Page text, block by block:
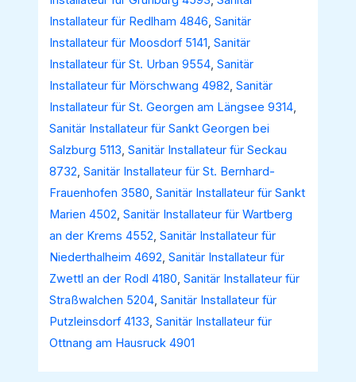
Installateur für Redlham 4846,Sanitär
Installateur für Moosdorf 5141,Sanitär
Installateur für St. Urban 9554,Sanitär
Installateur für Mörschwang 4982,Sanitär
Installateur für St. Georgen am Längsee 9314,
Sanitär Installateur für Sankt Georgen bei
Salzburg 5113,Sanitär Installateur für Seckau
8732,Sanitär Installateur für St. Bernhard-
Frauenhofen 3580,Sanitär Installateur für Sankt
Marien 4502,Sanitär Installateur für Wartberg
an der Krems 4552,Sanitär Installateur für
Niederthalheim 4692,Sanitär Installateur für
Zwettl an der Rodl 4180,Sanitär Installateur für
Straßwalchen 5204,Sanitär Installateur für
Putzleinsdorf 4133,Sanitär Installateur für
Ottnang am Hausruck 4901